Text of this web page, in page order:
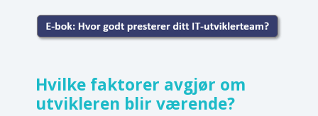
Hvilke faktorer avgjør om
utvikleren blir værende?